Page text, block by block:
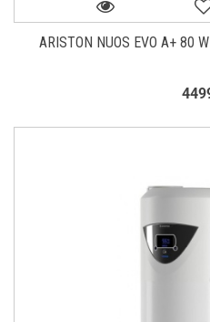
ARISTON NUOS EVO A+ 80